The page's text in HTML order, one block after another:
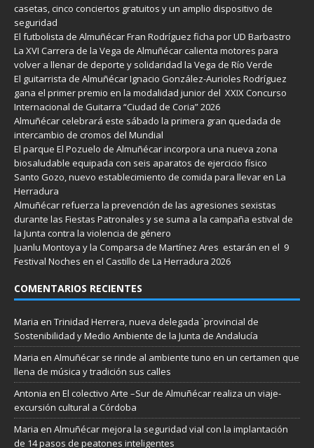
casetas, cinco conciertos gratuitos y un amplio dispositivo de
seguridad
El futbolista de Almuñécar Fran Rodríguez ficha por UD Barbastro
La XVI Carrera de la Vega de Almuñécar calienta motores para
volver a llenar de deporte y solidaridad la Vega de Río Verde
El guitarrista de Almuñécar Ignacio González-Aurioles Rodríguez
gana el primer premio en la modalidad junior del XXIX Concurso
Internacional de Guitarra “Ciudad de Coria” 2026
Almuñécar celebrará este sábado la primera gran quedada de
intercambio de cromos del Mundial
El parque El Pozuelo de Almuñécar incorpora una nueva zona
biosaludable equipada con seis aparatos de ejercicio físico
Santo Gozo, nuevo establecimiento de comida para llevar en La
Herradura
Almuñécar refuerza la prevención de las agresiones sexistas
durante las Fiestas Patronales y se suma a la campaña estival de
la Junta contra la violencia de género
Juanlu Montoya y la Comparsa de Martínez Ares estarán en el 9
Festival Noches en el Castillo de La Herradura 2026
COMENTARIOS RECIENTES
Maria en Trinidad Herrera, nueva delegada `provincial de
Sostenibilidad y Medio Ambiente de la Junta de Andalucía
Maria en Almuñécar se rinde al ambiente tuno en un certamen que
llena de música y tradición sus calles
Antonia en El colectivo Arte –Sur de Almuñécar realiza un viaje-
excursión cultural a Córdoba
Maria en Almuñécar mejora la seguridad vial con la implantación
de 14 pasos de peatones inteligentes